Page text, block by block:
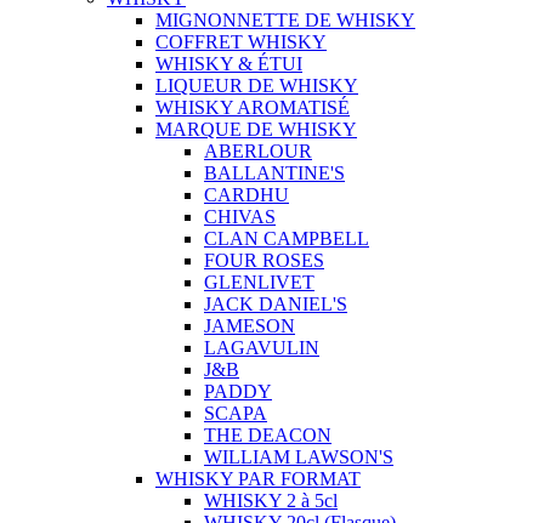
MIGNONNETTE DE WHISKY
COFFRET WHISKY
WHISKY & ÉTUI
LIQUEUR DE WHISKY
WHISKY AROMATISÉ
MARQUE DE WHISKY
ABERLOUR
BALLANTINE'S
CARDHU
CHIVAS
CLAN CAMPBELL
FOUR ROSES
GLENLIVET
JACK DANIEL'S
JAMESON
LAGAVULIN
J&B
PADDY
SCAPA
THE DEACON
WILLIAM LAWSON'S
WHISKY PAR FORMAT
WHISKY 2 à 5cl